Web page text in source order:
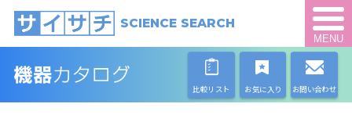
SCIENCE SEARCH
MENU
比較リスト お気に入り お問い合わせ